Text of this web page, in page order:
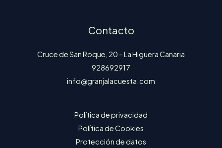
Contacto
Cruce de San Roque, 20 – La Higuera Canaria
928692917
info@granjalacuesta.com
Política de privacidad
Política de Cookies
Protección de datos